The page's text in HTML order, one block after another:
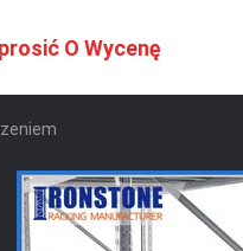
O Wycenę